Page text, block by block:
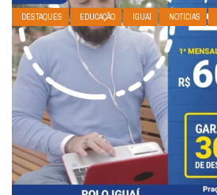
DESTAQUES EDUCAÇÃO IGUAÍ NOTÍCIAS